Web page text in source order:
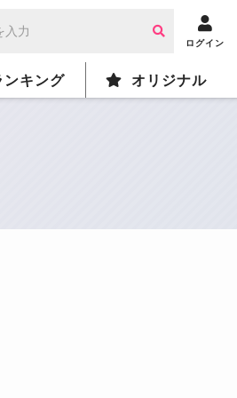
ログイン
ンキング オリジナル